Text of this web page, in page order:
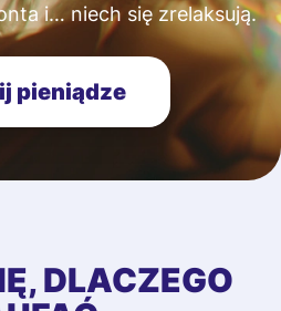
i… niech się zrelaksują.
pieniądze
DLACZEGO